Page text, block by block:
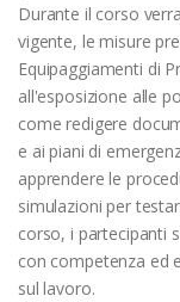
Durante il corso
vigente, le misure
Equipaggiamenti di
all'esposizione alle
come redigere
e ai piani di
apprendere le
simulazioni per
corso, i partecipanti
con competenza ed
sul lavoro.